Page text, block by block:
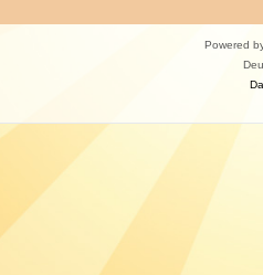
Powered